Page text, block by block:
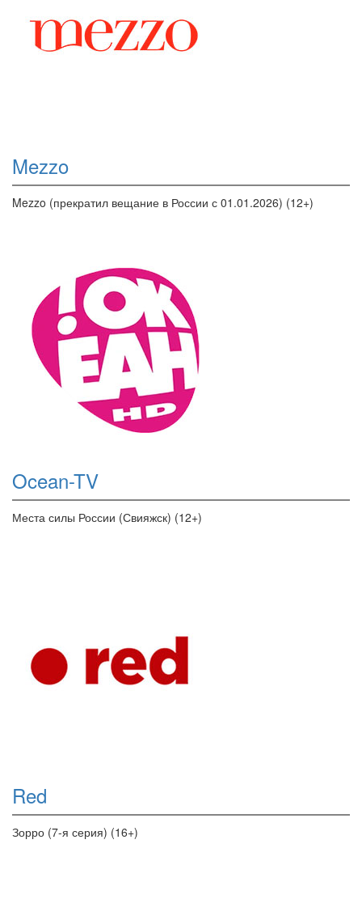
Mezzo
Mezzo (прекратил вещание в России с 01.01.2026) (12+)
Ocean-TV
Места силы России (Свияжск) (12+)
Red
Зорро (7-я серия) (16+)